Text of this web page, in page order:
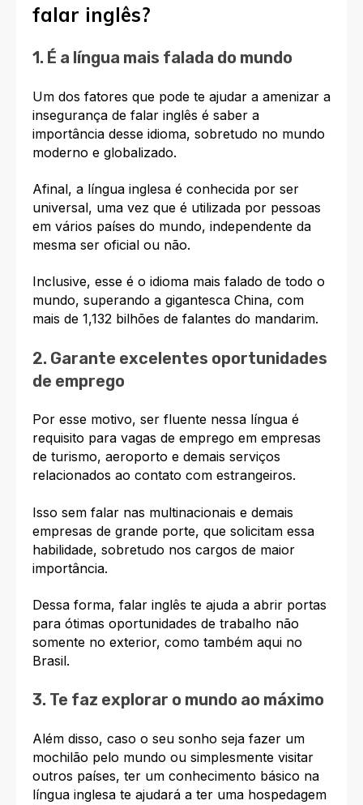
falar inglês?
1. É a língua mais falada do mundo
Um dos fatores que pode te ajudar a amenizar a
insegurança de falar inglês é saber a
importância desse idioma, sobretudo no mundo
moderno e globalizado.
Afinal, a língua inglesa é conhecida por ser
universal, uma vez que é utilizada por pessoas
em vários países do mundo, independente da
mesma ser oficial ou não.
Inclusive, esse é o idioma mais falado de todo o
mundo, superando a gigantesca China, com
mais de 1,132 bilhões de falantes do mandarim.
2. Garante excelentes oportunidades
de emprego
Por esse motivo, ser fluente nessa língua é
requisito para vagas de emprego em empresas
de turismo, aeroporto e demais serviços
relacionados ao contato com estrangeiros.
Isso sem falar nas multinacionais e demais
empresas de grande porte, que solicitam essa
habilidade, sobretudo nos cargos de maior
importância.
Dessa forma, falar inglês te ajuda a abrir portas
para ótimas oportunidades de trabalho não
somente no exterior, como também aqui no
Brasil.
3. Te faz explorar o mundo ao máximo
Além disso, caso o seu sonho seja fazer um
mochilão pelo mundo ou simplesmente visitar
outros países, ter um conhecimento básico na
língua inglesa te ajudará a ter uma hospedagem